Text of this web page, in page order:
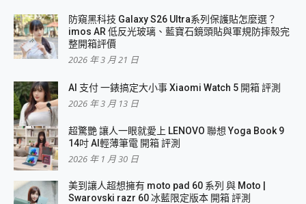
防窺黑科技 Galaxy S26 Ultra系列保護貼怎麼選？
imos AR 低反光玻璃、藍寶石鏡頭貼與軍規防摔殼完
整開箱評價
2026 年 3 月 21 日
AI 支付 一錶搞定大小事 Xiaomi Watch 5 開箱 評測
2026 年 3 月 13 日
超驚艷 讓人一眼就愛上 LENOVO 聯想 Yoga Book 9
14吋 AI輕薄筆電 開箱 評測
2026 年 1 月 30 日
美到讓人超想擁有 moto pad 60 系列 與 Moto |
Swarovski razr 60 冰藍限定版本 開箱 評測